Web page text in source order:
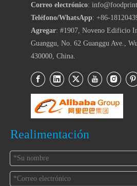
Correo electrónico:
Teléfono/WhatsApp: +86-
Agregar: #1907, Noveno Edificio
Guanggu, No. 62 Guanggu Ave.,
430000, China.
Realimentación